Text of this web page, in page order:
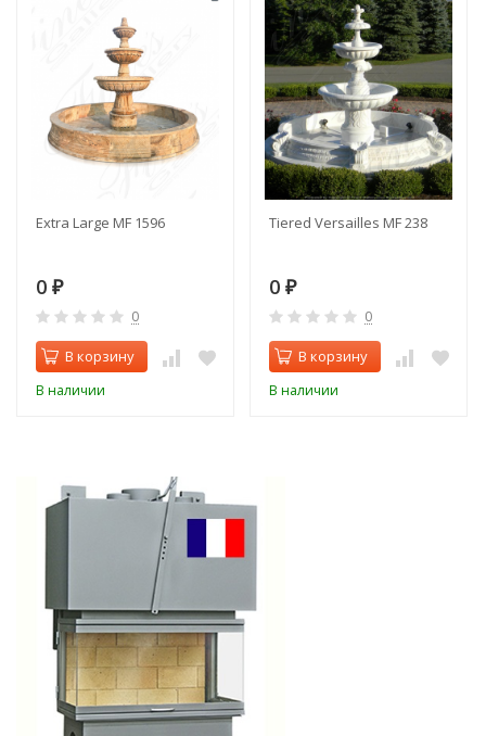
Extra Large MF 1596
0 ₽
0
В корзину
В наличии
Tiered Versailles MF 238
0 ₽
0
В корзину
В наличии